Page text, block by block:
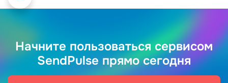
Начните пользоваться сервисом
SendPulse прямо сегодня